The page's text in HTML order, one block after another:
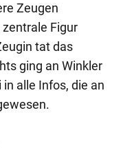
Zeugen
Figur
tat das
ging an Winkler
alle Infos, die an